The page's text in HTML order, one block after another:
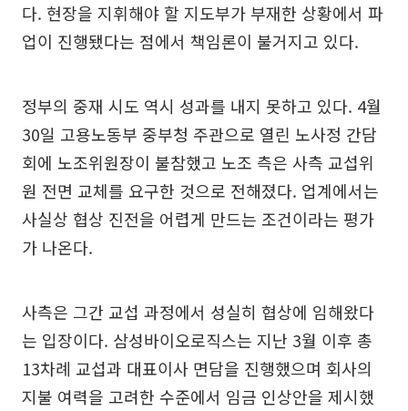
다. 현장을 지휘해야 할 지도부가 부재한 상황에서 파
업이 진행됐다는 점에서 책임론이 불거지고 있다.
정부의 중재 시도 역시 성과를 내지 못하고 있다. 4월
30일 고용노동부 중부청 주관으로 열린 노사정 간담
회에 노조위원장이 불참했고 노조 측은 사측 교섭위
원 전면 교체를 요구한 것으로 전해졌다. 업계에서는
사실상 협상 진전을 어렵게 만드는 조건이라는 평가
가 나온다.
사측은 그간 교섭 과정에서 성실히 협상에 임해왔다
는 입장이다. 삼성바이오로직스는 지난 3월 이후 총
13차례 교섭과 대표이사 면담을 진행했으며 회사의
지불 여력을 고려한 수준에서 임금 인상안을 제시했